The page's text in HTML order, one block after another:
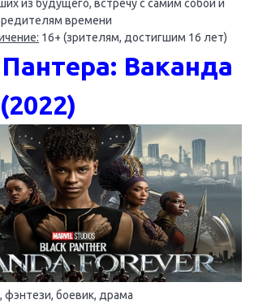
из будущего, встречу с самим собой и
времени
16+ (зрителям, достигшим 16 лет)
Ваканда
фэнтези, боевик, драма